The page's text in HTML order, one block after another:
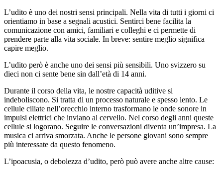
L’udito è uno dei nostri sensi principali. Nella vita di tutti i giorni ci
orientiamo in base a segnali acustici. Sentirci bene facilita la
comunicazione con amici, familiari e colleghi e ci permette di
prendere parte alla vita sociale. In breve: sentire meglio significa
capire meglio.
L’udito però è anche uno dei sensi più sensibili. Uno svizzero su
dieci non ci sente bene sin dall’età di 14 anni.
Durante il corso della vita, le nostre capacità uditive si
indeboliscono. Si tratta di un processo naturale e spesso lento. Le
cellule ciliate nell’orecchio interno trasformano le onde sonore in
impulsi elettrici che inviano al cervello. Nel corso degli anni queste
cellule si logorano. Seguire le conversazioni diventa un’impresa. La
musica ci arriva smorzata. Anche le persone giovani sono sempre
più interessate da questo fenomeno.
L’ipoacusia, o debolezza d’udito, però può avere anche altre cause: